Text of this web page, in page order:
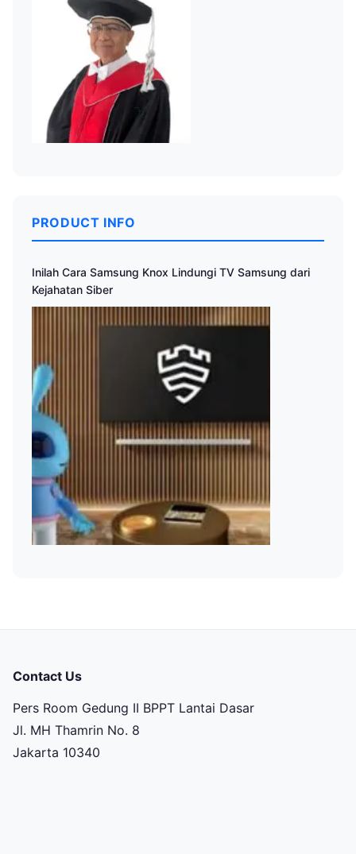
PRODUCT INFO
Inilah Cara Samsung Knox Lindungi TV Samsung dari
Kejahatan Siber
Contact Us
Pers Room Gedung II BPPT Lantai Dasar
Jl. MH Thamrin No. 8
Jakarta 10340